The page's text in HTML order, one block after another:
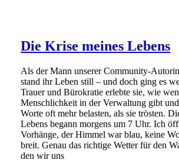
Die Krise meines Lebens
Als der Mann unserer Community-
stand ihr Leben still – und doch ging es
Trauer und Bürokratie erlebte sie, wie
Menschlichkeit in der Verwaltung gibt
Worte oft mehr belasten, als sie trösten.
Lebens begann morgens um 7 Uhr. Ich
Vorhänge, der Himmel war blau, keine
breit. Genau das richtige Wetter für den
den wir uns